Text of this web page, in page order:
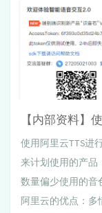
【内部资料】
使用阿里云TTS进
来计划使用的产
数量偏少使用的音
阿里云的优点：